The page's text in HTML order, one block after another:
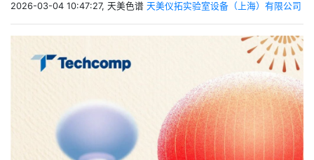
2026-03-04 10:47:27, 天美色谱 天美仪拓实验室设备（上海）有限公司